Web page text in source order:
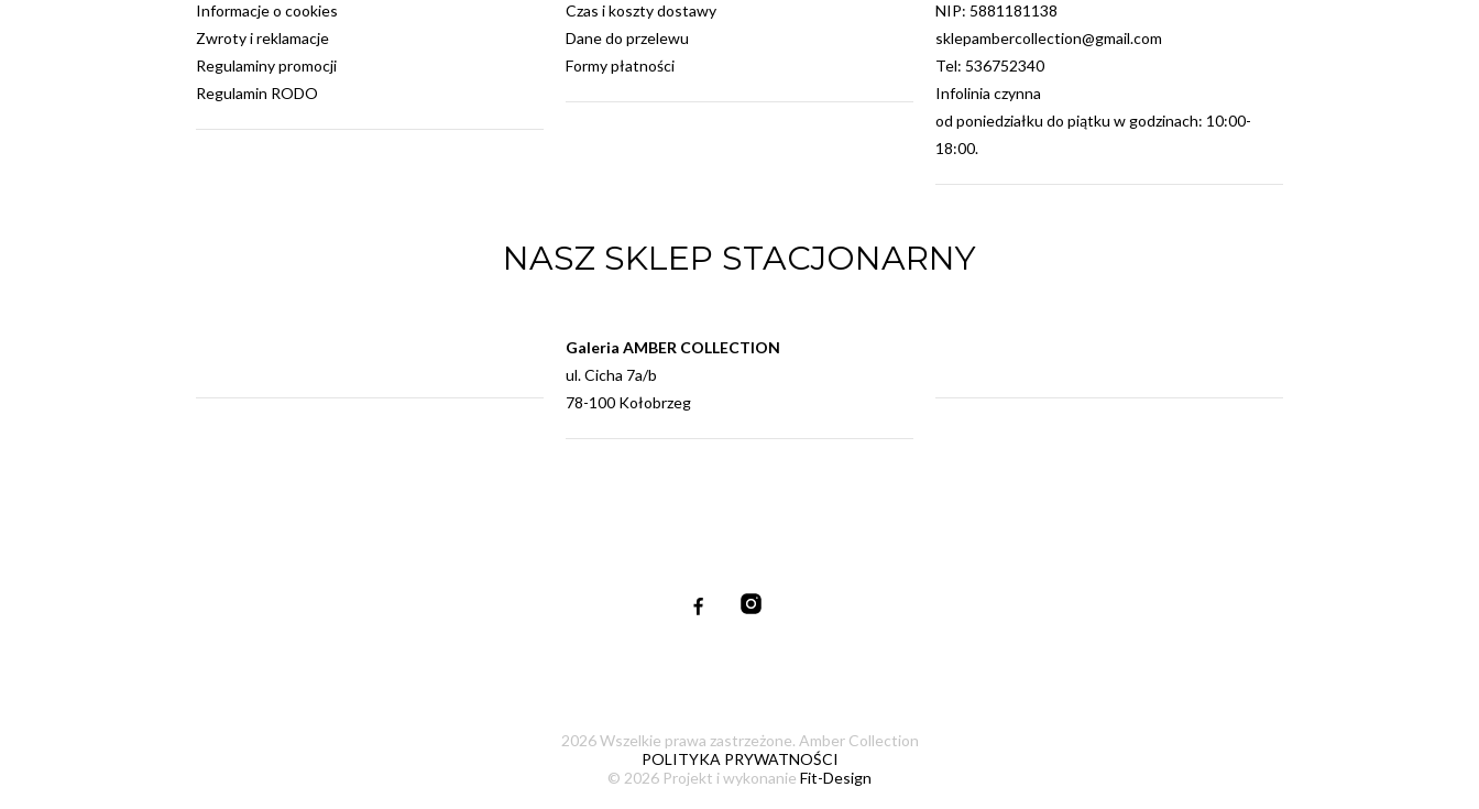
Informacje o cookies
Zwroty i reklamacje
Regulaminy promocji
Regulamin RODO
Czas i koszty dostawy
Dane do przelewu
Formy płatności
NIP: 5881181138
sklepambercollection@gmail.com
Tel: 536752340
Infolinia czynna
od poniedziałku do piątku w godzinach: 10:00-
18:00.
NASZ SKLEP STACJONARNY
Galeria AMBER COLLECTION
ul. Cicha 7a/b
78-100 Kołobrzeg
2026 Wszelkie prawa zastrzeżone. Amber Collection
POLITYKA PRYWATNOŚCI
© 2026 Projekt i wykonanie Fit-Design